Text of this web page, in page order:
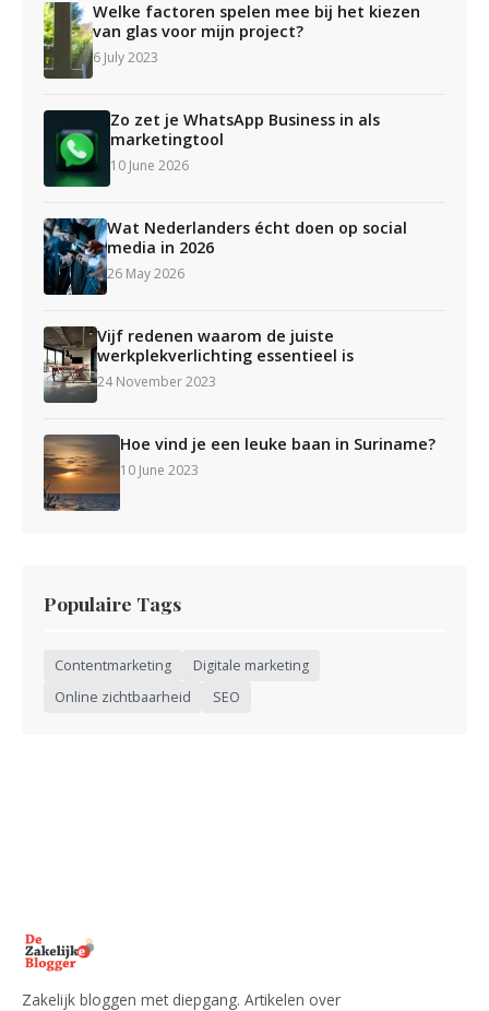
Welke factoren spelen mee bij het kiezen
van glas voor mijn project?
6 July 2023
Zo zet je WhatsApp Business in als
marketingtool
10 June 2026
Wat Nederlanders écht doen op social
media in 2026
26 May 2026
Vijf redenen waarom de juiste
werkplekverlichting essentieel is
24 November 2023
Hoe vind je een leuke baan in Suriname?
10 June 2023
Populaire Tags
Contentmarketing
Digitale marketing
Online zichtbaarheid
SEO
Zakelijk bloggen met diepgang. Artikelen over